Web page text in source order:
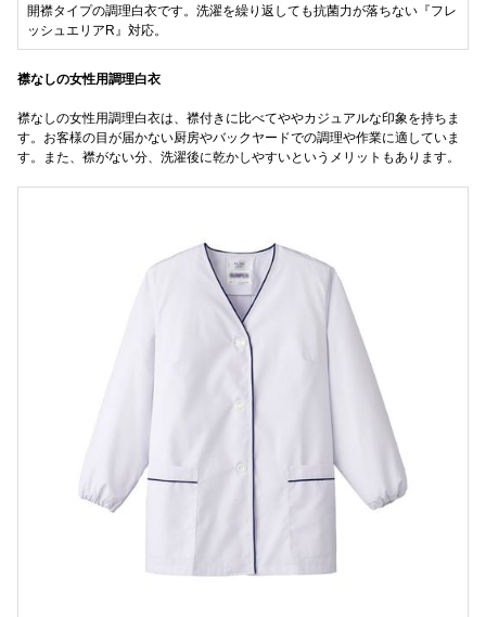
開襟タイプの調理白衣です。洗濯を繰り返しても抗菌力が落ちない『フレ
ッシュエリアR』対応。
襟なしの女性用調理白衣
襟なしの女性用調理白衣は、襟付きに比べてややカジュアルな印象を持ちま
す。お客様の目が届かない厨房やバックヤードでの調理や作業に適していま
す。また、襟がない分、洗濯後に乾かしやすいというメリットもあります。